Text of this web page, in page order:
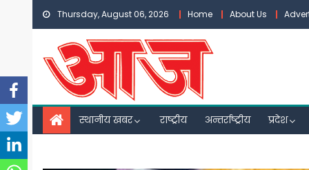
Skip
content
Thursday, August 06, 2026 Home About Us
स्थानीय खबर राष्ट्रीय अन्तर्राष्ट्रीय प्रदेश